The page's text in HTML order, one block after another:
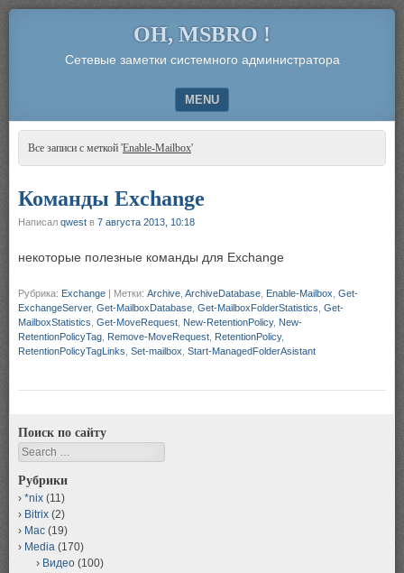
OH, MSBRO !
Сетевые заметки системного администратора
MENU
SKIP TO CONTENT
Все записи с меткой 'Enable-Mailbox'
Команды Exchange
Написал qwest в 7 августа 2013, 10:18
некоторые полезные команды для Exchange
Рубрика: Exchange | Метки: Archive ArchiveDatabase Enable-Mailbox Get-
ExchangeServer, Get-MailboxDatabase Get-MailboxFolderStatistics Get-
MailboxStatistics Get-MoveRequest New-RetentionPolicy, New-
RetentionPolicyTag Remove-MoveRequest RetentionPolicy,
RetentionPolicyTagLinks Set-mailbox Start-ManagedFolderAsistant
Поиск по сайту
Search
Рубрики
*nix (11)
Bitrix (2)
Mac (19)
Media (170)
Видео (100)